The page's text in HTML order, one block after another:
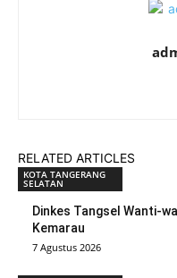
RELATED ARTICLES
KOTA TANGERANG
SELATAN
Dinkes Tangsel Wanti-
Kemarau
7 Agustus 2026